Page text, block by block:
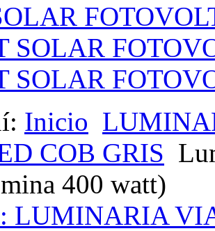
SOLAR
SOLAR
Inicio
COB GRIS
400 watt)
LUMINARIA